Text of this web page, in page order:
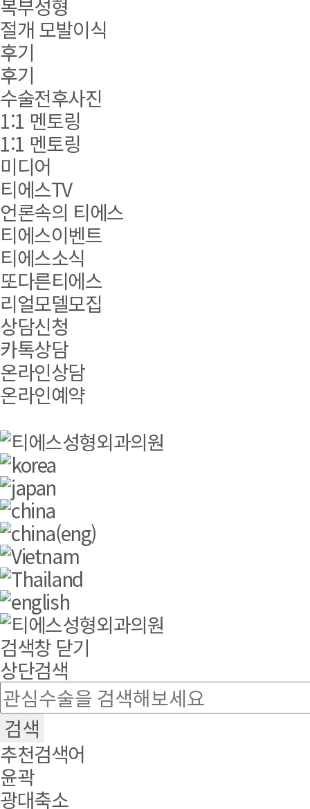
복부성형
절개 모발이식
후기
후기
수술전후사진
1:1 멘토링
1:1 멘토링
미디어
티에스TV
언론속의 티에스
티에스이벤트
티에스소식
또다른티에스
리얼모델모집
상담신청
카톡상담
온라인상담
온라인예약
검색창 닫기
상단검색
추천검색어
윤곽
광대축소